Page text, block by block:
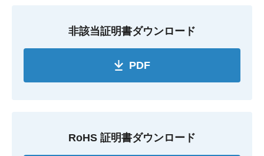
非該当証明書ダウンロード
PDF
RoHS 証明書ダウンロード